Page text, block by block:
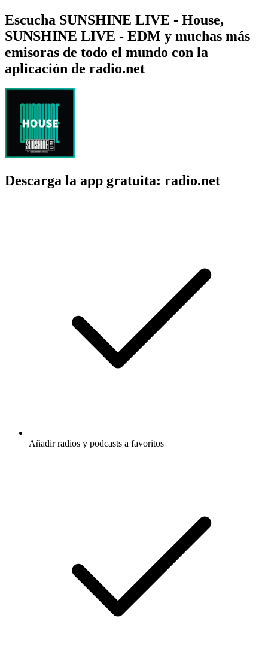
Escucha SUNSHINE LIVE - House,
SUNSHINE LIVE - EDM y muchas más
emisoras de todo el mundo con la
aplicación de radio.net
Descarga la app gratuita: radio.net
Añadir radios y podcasts a favoritos